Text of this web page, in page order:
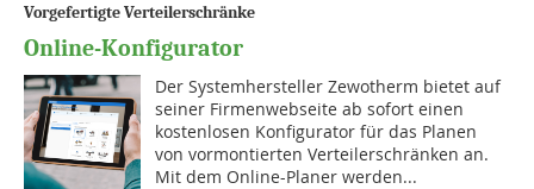
Vorgefertigte Verteilerschränke
Online-Konfigurator
Der Systemhersteller Zewotherm bietet auf
seiner Firmenwebseite ab sofort einen
kostenlosen Konfigurator für das Planen
von vormontierten Verteilerschränken an.
Mit dem Online-Planer werden...